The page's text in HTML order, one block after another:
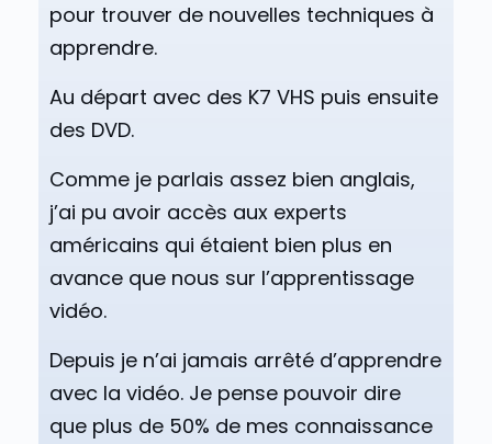
pour trouver de nouvelles techniques à
apprendre.
Au départ avec des K7 VHS puis ensuite
des DVD.
Comme je parlais assez bien anglais,
j’ai pu avoir accès aux experts
américains qui étaient bien plus en
avance que nous sur l’apprentissage
vidéo.
Depuis je n’ai jamais arrêté d’apprendre
avec la vidéo. Je pense pouvoir dire
que plus de 50% de mes connaissance